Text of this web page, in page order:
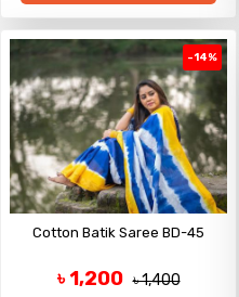
-14%
Cotton Batik Saree BD-45
৳ 1,200 ৳ 1,400